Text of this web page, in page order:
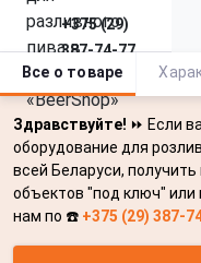
Здравствуйте! ⏩ Если
оборудование для
всей Беларуси,
объектов "под ключ" или
нам по ☎️ +375 (29) 387-
+375 (29)
387-74-77
Все о товаре